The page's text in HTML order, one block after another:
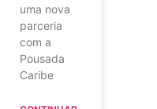
uma nova
parceria
com a
Pousada
Caribe